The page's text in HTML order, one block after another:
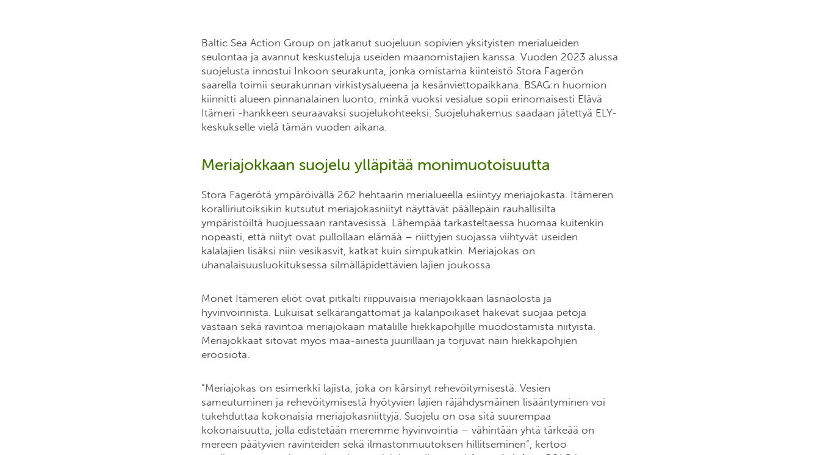
Baltic Sea Action Group on jatkanut suojeluun sopivien yksityisten merialueiden
seulontaa ja avannut keskusteluja useiden maanomistajien kanssa. Vuoden 2023 alussa
suojelusta innostui Inkoon seurakunta, jonka omistama kiinteistö Stora Fagerön
saarella toimii seurakunnan virkistysalueena ja kesänviettopaikkana. BSAG:n huomion
kiinnitti alueen pinnanalainen luonto, minkä vuoksi vesialue sopii erinomaisesti Elävä
Itämeri -hankkeen seuraavaksi suojelukohteeksi. Suojeluhakemus saadaan jätettyä ELY-
keskukselle vielä tämän vuoden aikana.
Meriajokkaan suojelu ylläpitää monimuotoisuutta
Stora Fagerötä ympäröivällä 262 hehtaarin merialueella esiintyy meriajokasta. Itämeren
koralliriutoiksikin kutsutut meriajokasniityt näyttävät päällepäin rauhallisilta
ympäristöiltä huojuessaan rantavesissä. Lähempää tarkasteltaessa huomaa kuitenkin
nopeasti, että niityt ovat pullollaan elämää – niittyjen suojassa viihtyvät useiden
kalalajien lisäksi niin vesikasvit, katkat kuin simpukatkin. Meriajokas on
uhanalaisuusluokituksessa silmälläpidettävien lajien joukossa.
Monet Itämeren eliöt ovat pitkälti riippuvaisia meriajokkaan läsnäolosta ja
hyvinvoinnista. Lukuisat selkärangattomat ja kalanpoikaset hakevat suojaa petoja
vastaan sekä ravintoa meriajokaan matalille hiekkapohjille muodostamista niityistä.
Meriajokkaat sitovat myös maa-ainesta juurillaan ja torjuvat näin hiekkapohjien
eroosiota.
”Meriajokas on esimerkki lajista, joka on kärsinyt rehevöitymisestä. Vesien
sameutuminen ja rehevöitymisestä hyötyvien lajien räjähdysmäinen lisääntyminen voi
tukehduttaa kokonaisia meriajokasniittyjä. Suojelu on osa sitä suurempaa
kokonaisuutta, jolla edistetään meremme hyvinvointia – vähintään yhtä tärkeää on
mereen päätyvien ravinteiden sekä ilmastonmuutoksen hillitseminen”, kertoo